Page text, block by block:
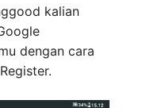
kalian
dengan cara